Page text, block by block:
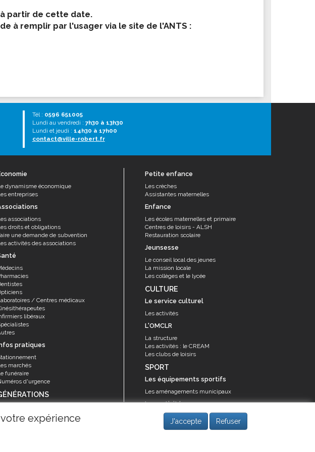
expérience
J'accepte Refuser
partir de cette date.
à remplir par l'usager via le site de l'ANTS :
Tél : 0596 651005
Lundi au vendredi : 7h30 à 13h30
Lundi et jeudi : 14h30 à 17h00
contact@ville-robert.fr
dynamisme économique
entreprises
associations
droits et obligations
une demande de subvention
activités des associations
/ Centres médicaux
libéraux
pratiques
marchés
funéraire
d'urgence
et activités
Petite enfance
Les crèches
Assistantes maternelles
Enfance
Les écoles maternelles et primaire
Centres de loisirs - ALSH
Restauration scolaire
Jeunsesse
Le conseil local des jeunes
La mission locale
Les collèges et le lycée
CULTURE
Le service culturel
Les activités
L'OMCLR
La structure
Les activités : le CREAM
Les clubs de loisirs
SPORT
Les équipements sportifs
Les aménagements municipaux
Les activités
Les activités du service des sports
Guide des activités sportives